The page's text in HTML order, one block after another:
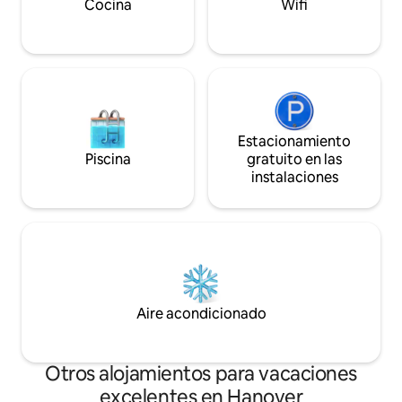
Cocina Wifi
Piscina
Estacionamiento
gratuito en las
instalaciones
Aire acondicionado
Otros alojamientos para vacaciones